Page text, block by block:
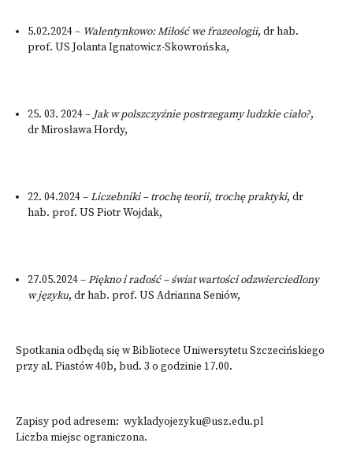
5.02.2024 – Walentynkowo: Miłość we frazeologii, dr hab.
prof. US Jolanta Ignatowicz-Skowrońska,
25. 03. 2024 – Jak w polszczyźnie postrzegamy ludzkie ciało?,
dr Mirosława Hordy,
22. 04.2024 –Liczebniki – trochę teorii, trochę praktyki, dr
hab. prof. US Piotr Wojdak,
27.05.2024 –Piękno i radość – świat wartości odzwierciedlony
w języku, dr hab. prof. US Adrianna Seniów,
Spotkania odbędą się w Bibliotece Uniwersytetu Szczecińskiego
przy al. Piastów 40b, bud. 3 o godzinie 17.00.
Zapisy pod adresem: wykladyojezyku@usz.edu.pl
Liczba miejsc ograniczona.